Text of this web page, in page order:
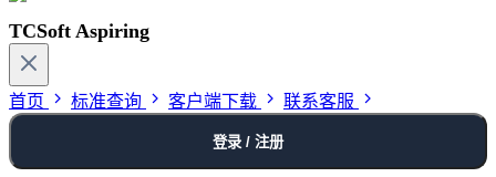
TCSoft Aspiring
首页 标准查询 客户端下载 联系客服
登录 / 注册